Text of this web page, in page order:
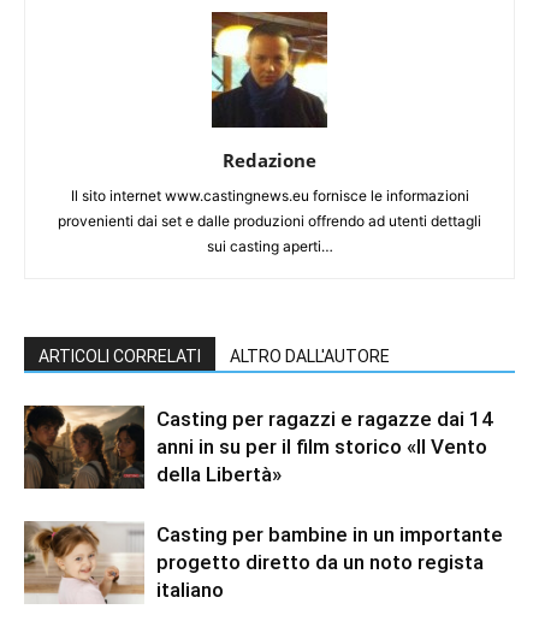
Redazione
Il sito internet www.castingnews.eu fornisce le informazioni
provenienti dai set e dalle produzioni offrendo ad utenti dettagli
sui casting aperti…
ARTICOLI CORRELATI ALTRO DALL'AUTORE
Casting per ragazzi e ragazze dai 14
anni in su per il film storico «Il Vento
della Libertà»
Casting per bambine in un importante
progetto diretto da un noto regista
italiano